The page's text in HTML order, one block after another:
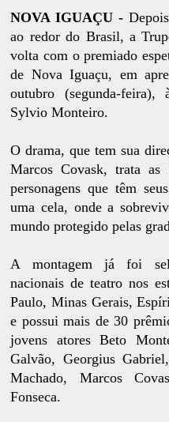
NOVA IGUAÇU -
ao redor do Brasil, a
volta com o premiado
de Nova Iguaçu, em
outubro (segunda-
Sylvio Monteiro.
O drama, que tem sua
Marcos Covask, trata as
personagens que têm
uma cela, onde a
mundo protegido pelas
A montagem já foi
nacionais de teatro nos
Paulo, Minas Gerais,
e possui mais de 30
jovens atores Beto
Galvão, Georgius
Machado, Marcos
Fonseca.